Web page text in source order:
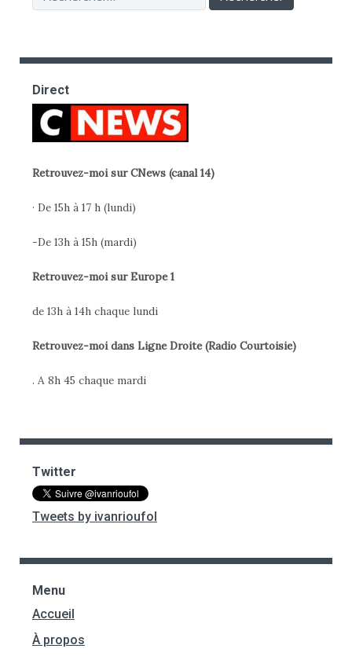
Direct
Retrouvez-moi sur CNews (canal 14)
· De 15h à 17 h (lundi)
-De 13h à 15h (mardi)
Retrouvez-moi sur Europe 1
de 13h à 14h chaque lundi
Retrouvez-moi dans Ligne Droite (Radio Courtoisie)
. A 8h 45 chaque mardi
Twitter
Tweets by ivanrioufol
Menu
Accueil
À propos